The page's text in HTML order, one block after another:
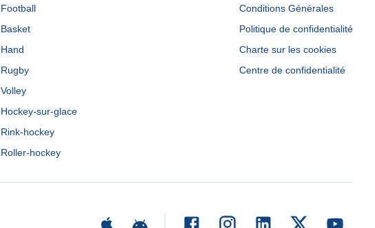
Football
Basket
Hand
Rugby
Volley
Hockey-sur-glace
Rink-hockey
Roller-hockey
Conditions Générales
Politique de confidentialité
Charte sur les cookies
Centre de confidentialité